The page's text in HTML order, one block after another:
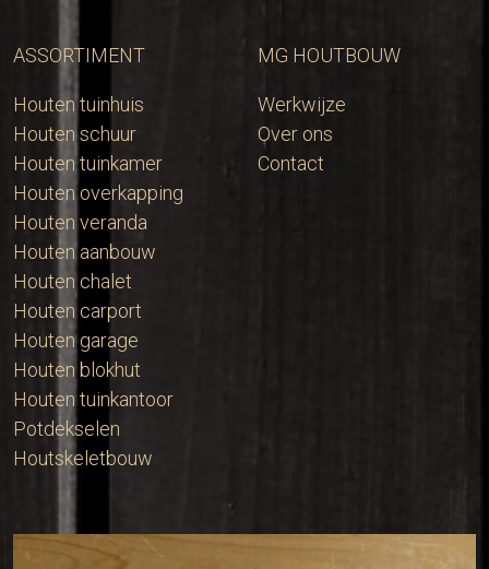
ASSORTIMENT
Houten tuinhuis
Houten schuur
Houten tuinkamer
Houten overkapping
Houten veranda
Houten aanbouw
Houten chalet
Houten carport
Houten garage
Houten blokhut
Houten tuinkantoor
Potdekselen
Houtskeletbouw
MG HOUTBOUW
Werkwijze
Over ons
Contact